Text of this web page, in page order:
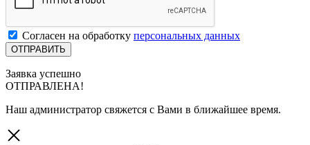
Согласен на обработку персональных данных
Заявка успешно
ОТПРАВЛЕНА!
Наш администратор свяжется с Вами в ближайшее время.